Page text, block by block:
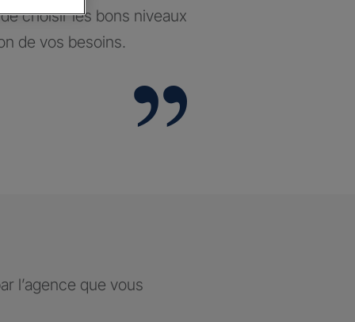
choisir les bons niveaux
de vos besoins.
l’agence que vous